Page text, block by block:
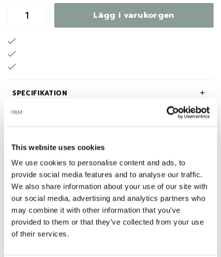
This website uses cookies
We use cookies to personalise content and ads, to
provide social media features and to analyse our traffic.
We also share information about your use of our site with
our social media, advertising and analytics partners who
may combine it with other information that you’ve
provided to them or that they’ve collected from your use
of their services.
Lägg i varukorgen
SPECIFIKATION
OM HILKE COLLECTION
Relaterade produkter
-45%